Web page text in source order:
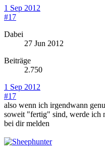
1 Sep 2012
#17
Dabei
27 Jun 2012
Beiträge
2.750
1 Sep 2012
#17
also wenn ich irgendwann
soweit "fertig" sind, werde ich
bei dir melden